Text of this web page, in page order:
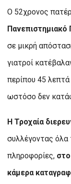
Ο 52χρονος
σε μικρή
γιατροί
περίπου 45
ωστόσο δεν
Η Τροχαία
συλλέγοντας όλα
πληροφορίες,
κάμερα